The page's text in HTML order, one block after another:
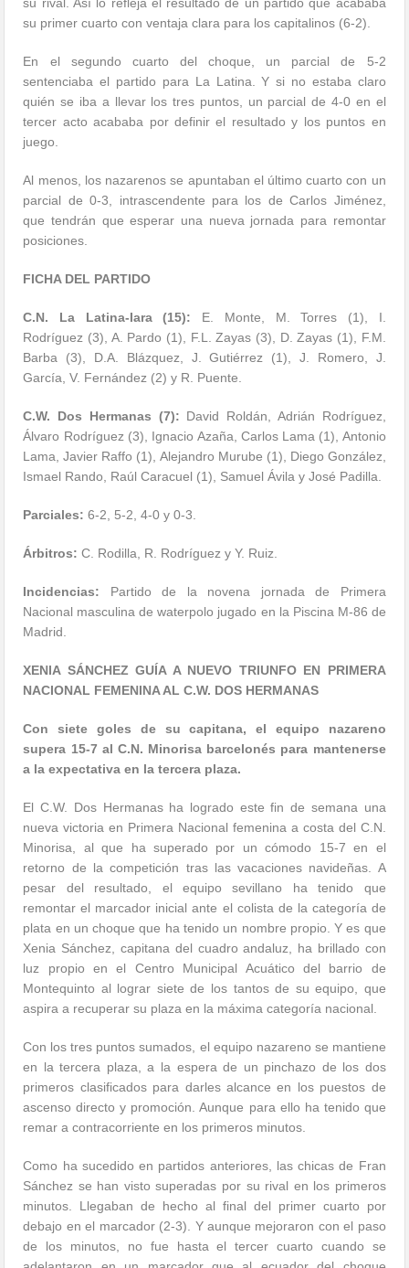
su primer cuarto con ventaja clara para los capitalinos (6-2).
En el segundo cuarto del choque, un parcial de 5-2
sentenciaba el partido para La Latina. Y si no estaba claro
quién se iba a llevar los tres puntos, un parcial de 4-0 en el
tercer acto acababa por definir el resultado y los puntos en
juego.
Al menos, los nazarenos se apuntaban el último cuarto con un
parcial de 0-3, intrascendente para los de Carlos Jiménez,
que tendrán que esperar una nueva jornada para remontar
posiciones.
FICHA DEL PARTIDO
C.N. La Latina-Iara (15): E. Monte, M. Torres (1), I.
Rodríguez (3), A. Pardo (1), F.L. Zayas (3), D. Zayas (1), F.M.
Barba (3), D.A. Blázquez, J. Gutiérrez (1), J. Romero, J.
García, V. Fernández (2) y R. Puente.
C.W. Dos Hermanas (7): David Roldán, Adrián Rodríguez,
Álvaro Rodríguez (3), Ignacio Azaña, Carlos Lama (1), Antonio
Lama, Javier Raffo (1), Alejandro Murube (1), Diego González,
Ismael Rando, Raúl Caracuel (1), Samuel Ávila y José Padilla.
Parciales:6-2, 5-2, 4-0 y 0-3.
Árbitros:C. Rodilla, R. Rodríguez y Y. Ruiz.
Incidencias: Partido de la novena jornada de Primera
Nacional masculina de waterpolo jugado en la Piscina M-86 de
Madrid.
XENIA SÁNCHEZ GUÍA A NUEVO TRIUNFO EN PRIMERA
NACIONAL FEMENINA AL C.W. DOS HERMANAS
Con siete goles de su capitana, el equipo nazareno
supera 15-7 al C.N. Minorisa barcelonés para mantenerse
a la expectativa en la tercera plaza.
El C.W. Dos Hermanas ha logrado este fin de semana una
nueva victoria en Primera Nacional femenina a costa del C.N.
Minorisa, al que ha superado por un cómodo 15-7 en el
retorno de la competición tras las vacaciones navideñas. A
pesar del resultado, el equipo sevillano ha tenido que
remontar el marcador inicial ante el colista de la categoría de
plata en un choque que ha tenido un nombre propio. Y es que
Xenia Sánchez, capitana del cuadro andaluz, ha brillado con
luz propio en el Centro Municipal Acuático del barrio de
Montequinto al lograr siete de los tantos de su equipo, que
aspira a recuperar su plaza en la máxima categoría nacional.
Con los tres puntos sumados, el equipo nazareno se mantiene
en la tercera plaza, a la espera de un pinchazo de los dos
primeros clasificados para darles alcance en los puestos de
ascenso directo y promoción. Aunque para ello ha tenido que
remar a contracorriente en los primeros minutos.
Como ha sucedido en partidos anteriores, las chicas de Fran
Sánchez se han visto superadas por su rival en los primeros
minutos. Llegaban de hecho al final del primer cuarto por
debajo en el marcador (2-3). Y aunque mejoraron con el paso
de los minutos, no fue hasta el tercer cuarto cuando se